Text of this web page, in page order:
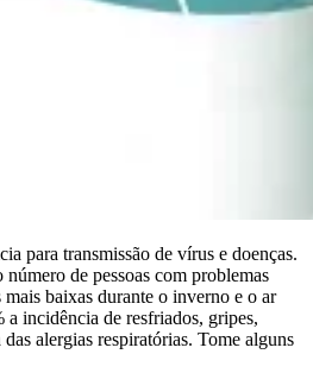
para transmissão de vírus e doenças.
de pessoas com problemas
baixas durante o inverno e o ar
a incidência de resfriados, gripes,
alergias respiratórias. Tome alguns